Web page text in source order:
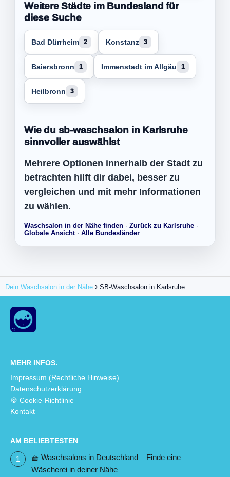
Weitere Städte im Bundesland für
diese Suche
Bad Dürrheim 2 Konstanz 3
Baiersbronn 1 Immenstadt im Allgäu 1
Heilbronn 3
Wie du sb-waschsalon in Karlsruhe
sinnvoller auswählst
Mehrere Optionen innerhalb der Stadt zu
betrachten hilft dir dabei, besser zu
vergleichen und mit mehr Informationen
zu wählen.
Waschsalon in der Nähe finden · Zurück zu Karlsruhe ·
Globale Ansicht· Alle Bundesländer
Dein Waschsalon in der Nähe SB-Waschsalon in Karlsruhe
MEHR INFOS.
Impressum (Rechtliche Hinweise)
Datenschutzerklärung
🍪 Cookie-Richtlinie
Kontakt
AM BELIEBTESTEN
🧺 Waschsalons in Deutschland – Finde eine
Wäscherei in deiner Nähe